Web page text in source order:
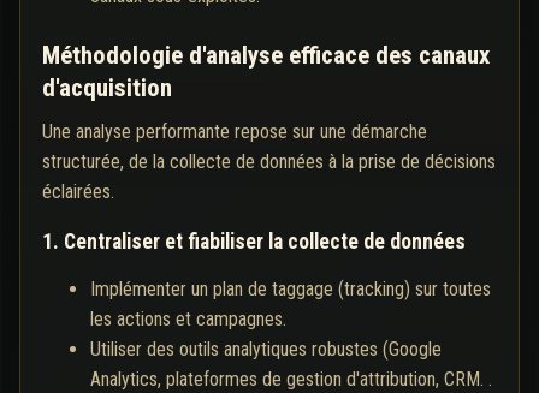
Méthodologie d'analyse efficace des canaux
d'acquisition
Une analyse performante repose sur une démarche
structurée, de la collecte de données à la prise de décisions
éclairées.
1. Centraliser et fiabiliser la collecte de données
Implémenter un plan de taggage (tracking) sur toutes
les actions et campagnes.
Utiliser des outils analytiques robustes (Google
Analytics, plateformes de gestion d'attribution, CRM. .